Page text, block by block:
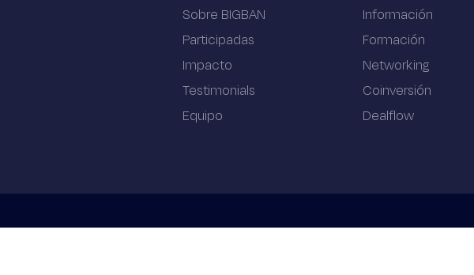
Sobre BIGBAN
Participadas
Impacto
Testimonials
Equipo
Información
Formación
Networking
Coinversión
Dealflow